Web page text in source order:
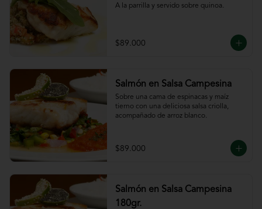
A la parrilla y servido sobre quinoa.
$89.000
Salmón en Salsa Campesina
Sobre una cama de espinacas y maíz
tierno con una deliciosa salsa criolla,
acompañado de arroz blanco.
$89.000
Salmón en Salsa Campesina
180gr.